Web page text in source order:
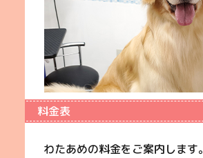
料金表
わたあめの料金をご案内します。